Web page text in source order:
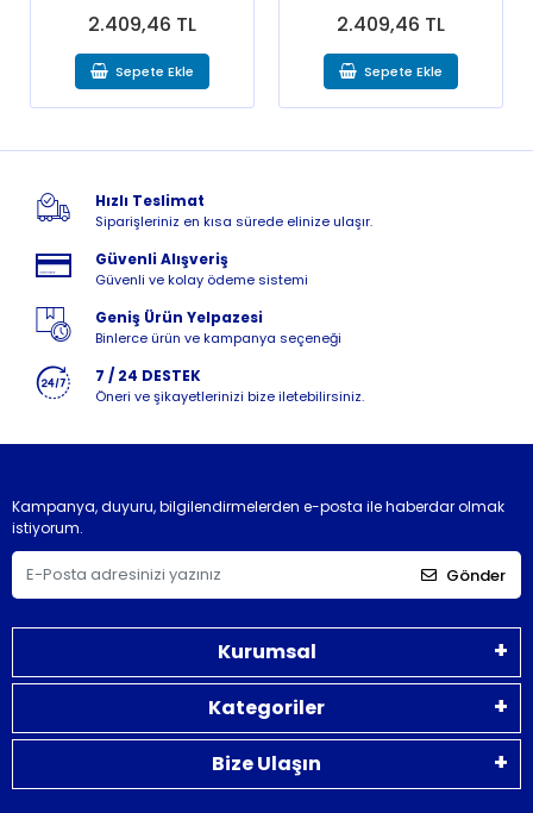
2.409,46 TL
Sepete Ekle
2.409,46 TL
Sepete Ekle
Hızlı Teslimat
Siparişleriniz en kısa sürede elinize ulaşır.
Güvenli Alışveriş
Güvenli ve kolay ödeme sistemi
Geniş Ürün Yelpazesi
Binlerce ürün ve kampanya seçeneği
7 / 24 DESTEK
Öneri ve şikayetlerinizi bize iletebilirsiniz.
Kampanya, duyuru, bilgilendirmelerden e-posta ile haberdar olmak
istiyorum.
Gönder
Kurumsal
Kategoriler
Bize Ulaşın